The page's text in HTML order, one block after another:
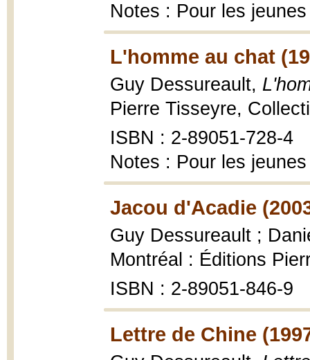
Notes : Pour les
L'homme au chat
Guy Dessureault,
Pierre Tisseyre,
ISBN : 2-89051-728-4
Notes : Pour les jeunes
Jacou d'Acadie
Guy Dessureault ;
Montréal : Éditions
ISBN : 2-89051-846-9
Lettre de Chine